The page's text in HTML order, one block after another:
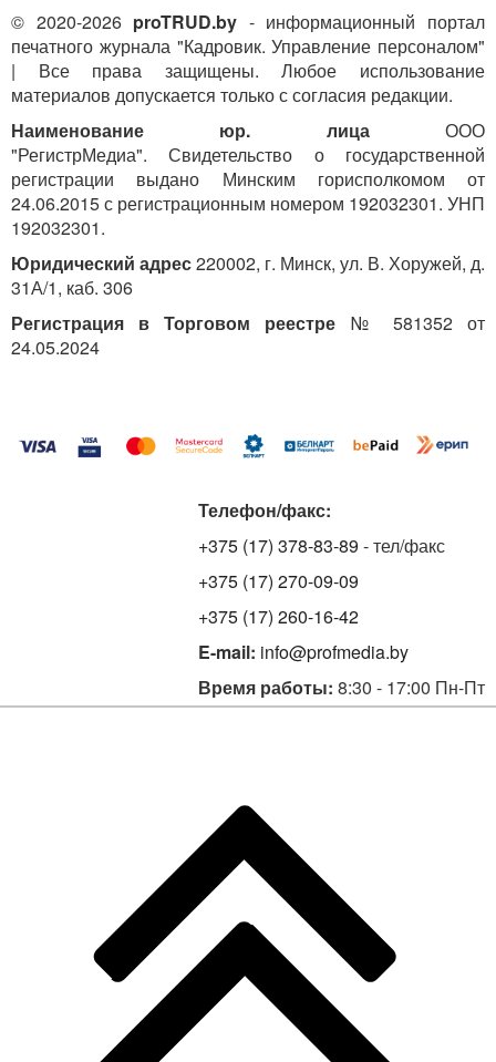
© 2020-2026 proTRUD.by - информационный портал
печатного журнала "Кадровик. Управление персоналом"
| Все права защищены. Любое использование
материалов допускается только с согласия редакции.
Наименование юр. лицаООО
"РегистрМедиа". Свидетельство о государственной
регистрации выдано Минским горисполкомом от
24.06.2015 с регистрационным номером 192032301. УНП
192032301.
Юридический адрес220002, г. Минск, ул. В. Хоружей, д.
31А/1, каб. 306
Регистрация в Торговом реестре № 581352 от
24.05.2024
Телефон/факс:
+375 (17) 378-83-89 - тел/факс
+375 (17) 270-09-09
+375 (17) 260-16-42
E-mail: info@profmedia.by
Время работы: 8:30 - 17:00 Пн-Пт